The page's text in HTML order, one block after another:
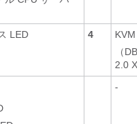
LED 4
（
2.0
-